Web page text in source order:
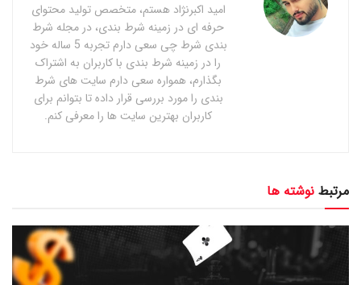
امید اکبرنژاد هستم، متخصص تولید محتوای
حرفه ای در زمینه شرط بندی، در مجله شرط
بندی شرط چی سعی دارم تجربه 5 ساله خود
را در زمینه شرط بندی با کاربران به اشتراک
بگذارم، همواره سعی دارم سایت های شرط
بندی را مورد بررسی قرار داده تا بتوانم برای
کاربران بهترین سایت ها را معرفی کنم.
مرتبط نوشته ها